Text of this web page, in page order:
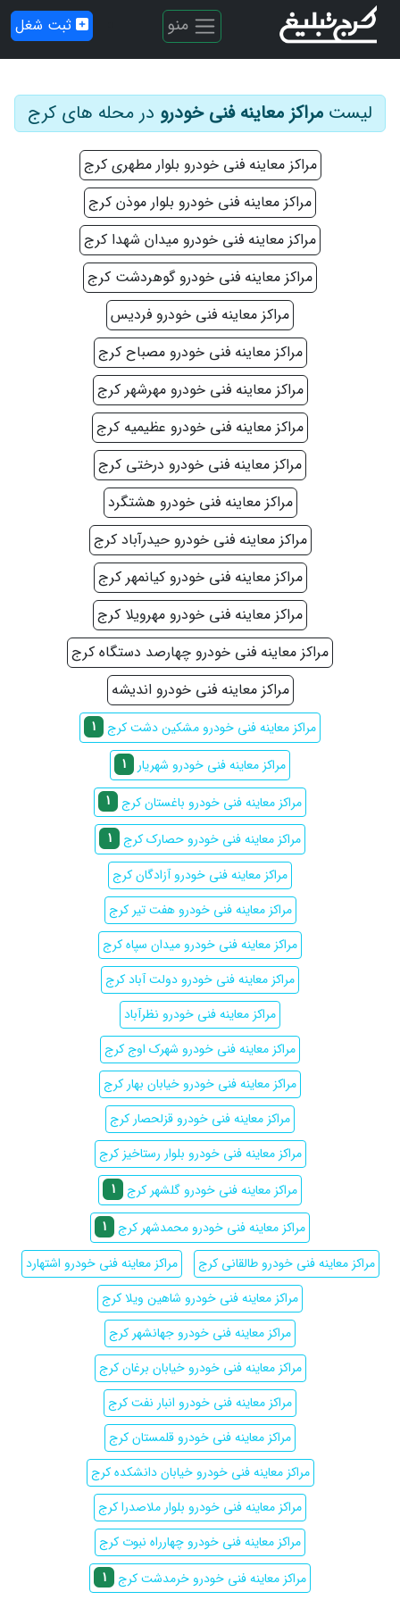
منو ثبت شغل
لیست مراکز معاینه فنی خودرو در محله های کرج
مراکز معاینه فنی خودرو بلوار مطهری کرج
مراکز معاینه فنی خودرو بلوار موذن کرج
مراکز معاینه فنی خودرو میدان شهدا کرج
مراکز معاینه فنی خودرو گوهردشت کرج
مراکز معاینه فنی خودرو فردیس
مراکز معاینه فنی خودرو مصباح کرج
مراکز معاینه فنی خودرو مهرشهر کرج
مراکز معاینه فنی خودرو عظیمیه کرج
مراکز معاینه فنی خودرو درختی کرج
مراکز معاینه فنی خودرو هشتگرد
مراکز معاینه فنی خودرو حیدرآباد کرج
مراکز معاینه فنی خودرو کیانمهر کرج
مراکز معاینه فنی خودرو مهرویلا کرج
مراکز معاینه فنی خودرو چهارصد دستگاه کرج
مراکز معاینه فنی خودرو اندیشه
مراکز معاینه فنی خودرو مشکین دشت کرج 1
مراکز معاینه فنی خودرو شهریار
1
مراکز معاینه فنی خودرو باغستان کرج 1
مراکز معاینه فنی خودرو حصارک کرج
1
مراکز معاینه فنی خودرو آزادگان کرج
مراکز معاینه فنی خودرو هفت تیر کرج
مراکز معاینه فنی خودرو میدان سپاه کرج
مراکز معاینه فنی خودرو دولت آباد کرج
مراکز معاینه فنی خودرو نظرآباد
مراکز معاینه فنی خودرو شهرک اوج کرج
مراکز معاینه فنی خودرو خیابان بهار کرج
مراکز معاینه فنی خودرو قزلحصار کرج
مراکز معاینه فنی خودرو بلوار رستاخیز کرج
مراکز معاینه فنی خودرو گلشهر کرج
1
مراکز معاینه فنی خودرو محمدشهر کرج 1
مراکز معاینه فنی خودرو طالقانی کرج
مراکز معاینه فنی خودرو اشتهارد
مراکز معاینه فنی خودرو شاهین ویلا کرج
مراکز معاینه فنی خودرو جهانشهر کرج
مراکز معاینه فنی خودرو خیابان برغان کرج
مراکز معاینه فنی خودرو انبار نفت کرج
مراکز معاینه فنی خودرو قلمستان کرج
مراکز معاینه فنی خودرو خیابان دانشکده کرج
مراکز معاینه فنی خودرو بلوار ملاصدرا کرج
مراکز معاینه فنی خودرو چهارراه نبوت کرج
مراکز معاینه فنی خودرو خرمدشت کرج 1